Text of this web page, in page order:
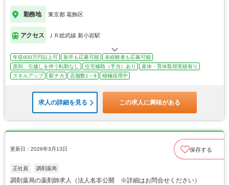
勤務地 東京都 葛飾区
アクセス ＪＲ総武線 新小岩駅
年収600万円以上可 新卒も応募可能
未経験者も応募可能
原則、引越しを伴う転勤なし
住宅補助（手当）あり
産休・育休取得実績有り
スキルアップ
駅チカ 店舗数1～9 積極採用中
求人の詳細を見る この求人に興味がある
更新日：2026年3月13日 保存する
正社員 調剤薬局
調剤薬局の薬剤師求人（法人名非公開 ※詳細はお問合せください）